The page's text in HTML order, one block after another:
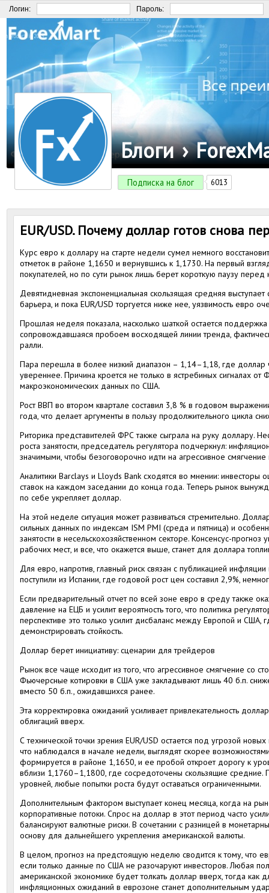
Логин: Пароль:
Блоги ›
Подписка на блог 6013
EUR/USD. Почему доллар готов снова
Курс евро к доллару на старте недели сумел немного
отметок в районе 1,1650 и вернувшись к 1,1730. На первый
покупателей, но по сути рынок лишь берет короткую паузу перед
Девятидневная экспоненциальная скользящая средняя выступает
барьера, и пока EUR/USD торгуется ниже нее, уязвимость евро
Прошлая неделя показала, насколько шаткой остается
сопровождавшаяся пробоем восходящей линии тренда,
ралли.
Пара перешла в более низкий диапазон – 1,14–1,18, где доллар
увереннее. Причина кроется не только в ястребиных сигналах от
макроэкономических данных по США.
Рост ВВП во втором квартале составил 3,8 % в годовом
года, что делает аргументы в пользу продолжительного цикла
Риторика представителей ФРС также сыграла на руку доллару.
роста занятости, председатель регулятора подчеркнул:
значимыми, чтобы безоговорочно идти на агрессивное смягчение
Аналитики Barclays и Lloyds Bank сходятся во мнении: инвесторы
ставок на каждом заседании до конца года. Теперь рынок
по себе укрепляет доллар.
На этой неделе ситуация может развиваться стремительно.
сильных данных по индексам ISM PMI (среда и пятница) и
занятости в несельскохозяйственном секторе. Консенсус-
рабочих мест, и все, что окажется выше, станет для доллара
Для евро, напротив, главный риск связан с публикацией
поступили из Испании, где годовой рост цен составил 2,9%,
Если предварительный отчет по всей зоне евро в среду также
давление на ЕЦБ и усилит вероятность того, что политика
перспективе это только усилит дисбаланс между Европой и США,
демонстрировать стойкость.
Доллар берет инициативу: сценарии для трейдеров
Рынок все чаще исходит из того, что агрессивное смягчение со
Фьючерсные котировки в США уже закладывают лишь 40 б.п.
вместо 50 б.п., ожидавшихся ранее.
Эта корректировка ожиданий усиливает привлекательность
облигаций вверх.
С технической точки зрения EUR/USD остается под угрозой
что наблюдался в начале недели, выглядят скорее
формируется в районе 1,1650, и ее пробой откроет дорогу к
вблизи 1,1760–1,1800, где сосредоточены скользящие средние.
уровней, любые попытки роста будут оставаться ограниченными.
Дополнительным фактором выступает конец месяца, когда на
корпоративные потоки. Спрос на доллар в этот период часто
балансируют валютные риски. В сочетании с разницей в
основу для дальнейшего укрепления американской валюты.
В целом, прогноз на предстоящую неделю сводится к тому, что
если только данные по США не разочаруют инвесторов. Любая
американской экономике будет толкать доллар вверх, тогда
инфляционных ожиданий в еврозоне станет дополнительным